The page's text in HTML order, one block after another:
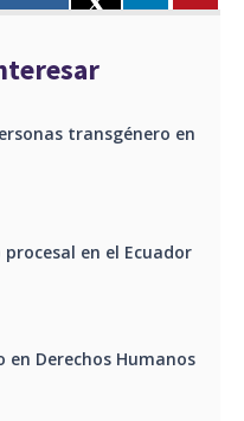
transgénero en
en el Ecuador
Derechos Humanos